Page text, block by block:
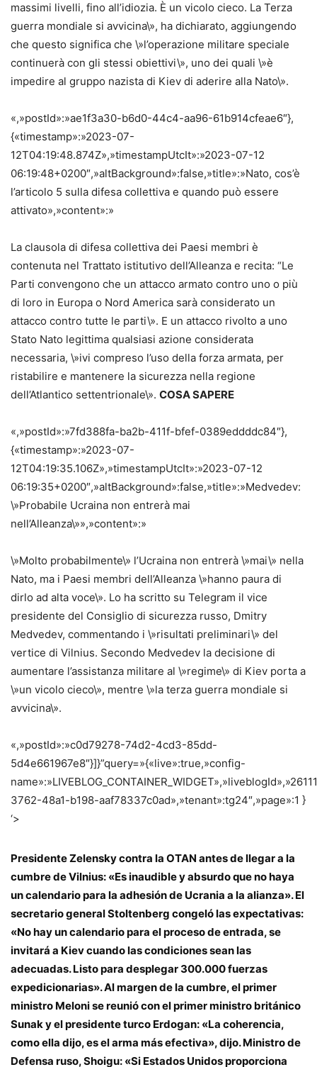
massimi livelli, fino all’idiozia. È un vicolo cieco. La Terza
guerra mondiale si avvicina\», ha dichiarato, aggiungendo
che questo significa che \»l’operazione militare speciale
continuerà con gli stessi obiettivi\», uno dei quali \»è
impedire al gruppo nazista di Kiev di aderire alla Nato\».
«,»postId»:»ae1f3a30-b6d0-44c4-aa96-61b914cfeae6″},
{«timestamp»:»2023-07-
12T04:19:48.874Z»,»timestampUtcIt»:»2023-07-12
06:19:48+0200″,»altBackground»:false,»title»:»Nato, cos’è
l’articolo 5 sulla difesa collettiva e quando può essere
attivato»,»content»:»
La clausola di difesa collettiva dei Paesi membri è
contenuta nel Trattato istitutivo dell’Alleanza e recita: “Le
Parti convengono che un attacco armato contro uno o più
di loro in Europa o Nord America sarà considerato un
attacco contro tutte le parti\». E un attacco rivolto a uno
Stato Nato legittima qualsiasi azione considerata
necessaria, \»ivi compreso l’uso della forza armata, per
ristabilire e mantenere la sicurezza nella regione
dell’Atlantico settentrionale\». COSA SAPERE
«,»postId»:»7fd388fa-ba2b-411f-bfef-0389eddddc84″},
{«timestamp»:»2023-07-
12T04:19:35.106Z»,»timestampUtcIt»:»2023-07-12
06:19:35+0200″,»altBackground»:false,»title»:»Medvedev:
\»Probabile Ucraina non entrerà mai
nell’Alleanza\»»,»content»:»
\»Molto probabilmente\» l’Ucraina non entrerà \»mai\» nella
Nato, ma i Paesi membri dell’Alleanza \»hanno paura di
dirlo ad alta voce\». Lo ha scritto su Telegram il vice
presidente del Consiglio di sicurezza russo, Dmitry
Medvedev, commentando i \»risultati preliminari\» del
vertice di Vilnius. Secondo Medvedev la decisione di
aumentare l’assistanza militare al \»regime\» di Kiev porta a
\»un vicolo cieco\», mentre \»la terza guerra mondiale si
avvicina\».
«,»postId»:»c0d79278-74d2-4cd3-85dd-
5d4e661967e8″}]}”query=»{«live»:true,»config-
3762-48a1-b198-aaf78337c0ad»,»tenant»:tg24″,»page»:1 }
‘>
Presidente Zelensky contra la OTAN antes de llegar a la
cumbre de Vilnius: «Es inaudible y absurdo que no haya
un calendario para la adhesión de Ucrania a la alianza». El
secretario general Stoltenberg congeló las expectativas:
«No hay un calendario para el proceso de entrada, se
invitará a Kiev cuando las condiciones sean las
adecuadas. Listo para desplegar 300.000 fuerzas
expedicionarias». Al margen de la cumbre, el primer
ministro Meloni se reunió con el primer ministro británico
Sunak y el presidente turco Erdogan: «La coherencia,
como ella dijo, es el arma más efectiva», dijo. Ministro de
Defensa ruso, Shoigu: «Si Estados Unidos proporciona